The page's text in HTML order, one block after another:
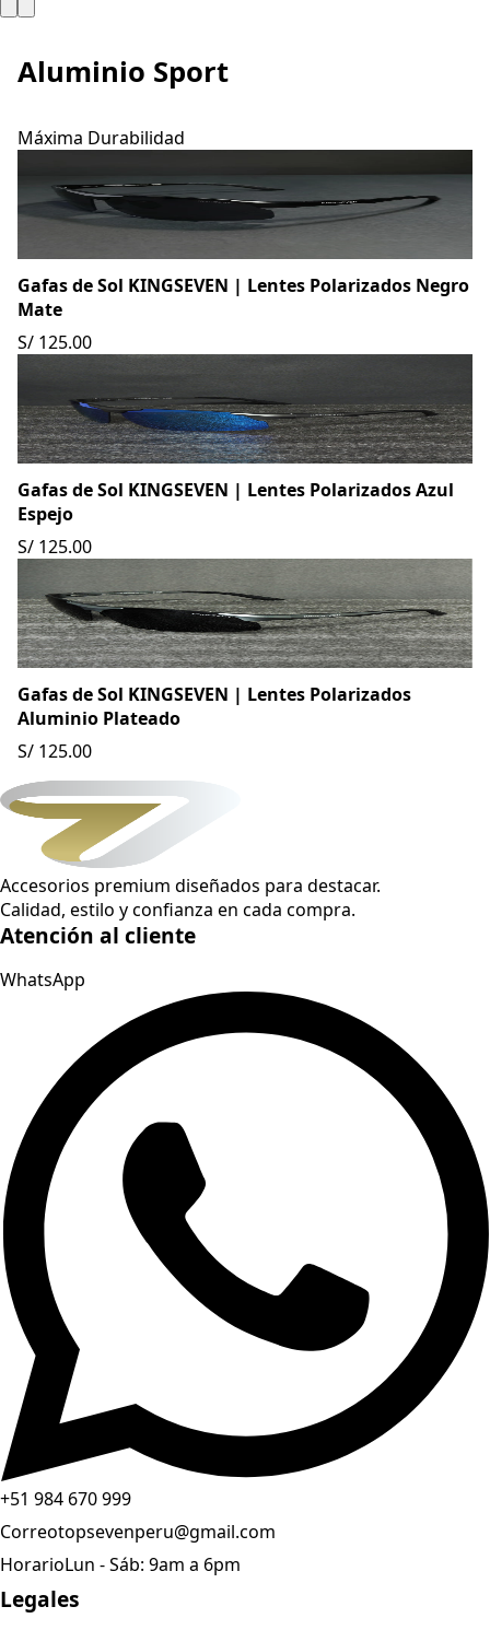
Aluminio Sport
Máxima Durabilidad
Gafas de Sol KINGSEVEN | Lentes Polarizados Negro
Mate
S/ 125.00
Gafas de Sol KINGSEVEN | Lentes Polarizados Azul
Espejo
S/ 125.00
Gafas de Sol KINGSEVEN | Lentes Polarizados
Aluminio Plateado
S/ 125.00
Accesorios premium diseñados para destacar.
Calidad, estilo y confianza en cada compra.
Atención al cliente
WhatsApp
+51 984 670 999
Correotopsevenperu@gmail.com
HorarioLun - Sáb: 9am a 6pm
Legales